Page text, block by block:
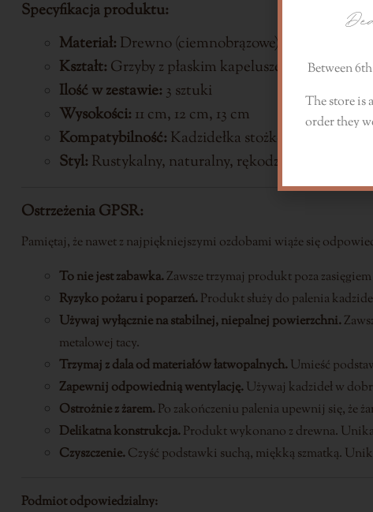
Specyfikacja produktu:
Materiał: Drewno (ciemnobrązowe)
Kształt: Grzyby z płaskim kapeluszem
Ilość w zestawie: 3 sztuki
Wysokości: 11 cm, 12 cm, 13 cm
Kompatybilność: Kadzidełka stożkowe i
Styl: Rustykalny, naturalny, rękodzielniczy
Ostrzeżenia GPSR:
Pamiętaj, że nawet z najpiękniejszymi ozdobami wiąże się
To nie jest zabawka.Zawsze trzymaj produkt poza
Ryzyko pożaru i poparzeń.Produkt służy do palenia
Używaj wyłącznie na stabilnej, niepalnej powierzchni.
metalowej tacy.
Trzymaj z dala od materiałów łatwopalnych.Umieść
Zapewnij odpowiednią wentylację.Używaj kadzideł w
Ostrożnie z żarem.Po zakończeniu palenia upewnij się, że
Delikatna konstrukcja.Produkt wykonano z drewna.
Czyszczenie.Czyść podstawki suchą, miękką szmatką.
Podmiot odpowiedzialny:
Between
The store is
order they